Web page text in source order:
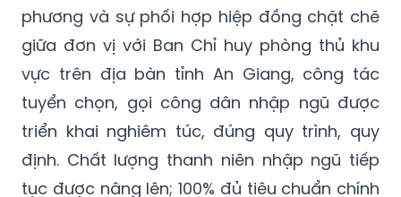
phương và sự phối hợp hiệp đồng chặt chẽ
giữa đơn vị với Ban Chỉ huy phòng thủ khu
vực trên địa bàn tỉnh An Giang, công tác
tuyển chọn, gọi công dân nhập ngũ được
triển khai nghiêm túc, đúng quy trình, quy
định. Chất lượng thanh niên nhập ngũ tiếp
tục được nâng lên; 100% đủ tiêu chuẩn chính